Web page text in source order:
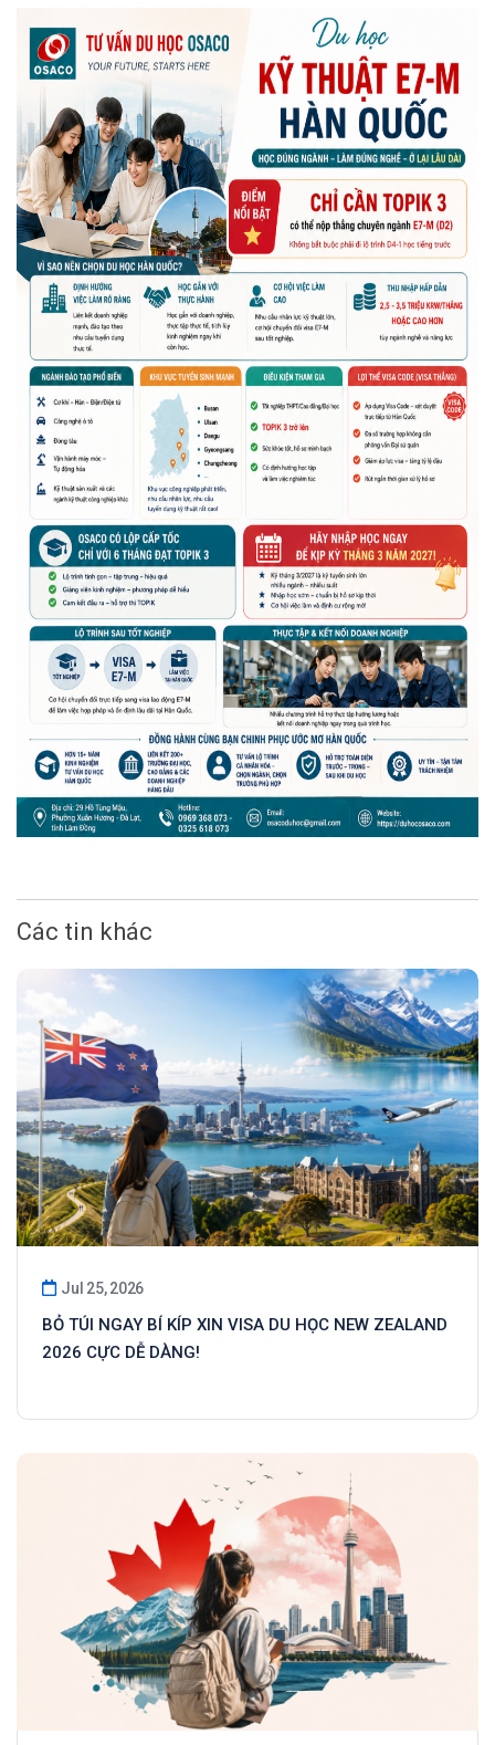
Các tin khác
Jul 25, 2026
BỎ TÚI NGAY BÍ KÍP XIN VISA DU HỌC NEW ZEALAND
2026 CỰC DỄ DÀNG!